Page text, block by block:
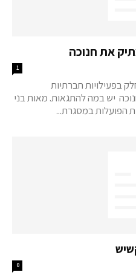
את חנוכה
1
בפעילויות חברתיות
יש במה להתגאות. מאות בני
הפועלות במסגרת...
0